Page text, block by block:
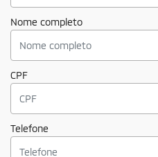
Nome completo
CPF
Telefone